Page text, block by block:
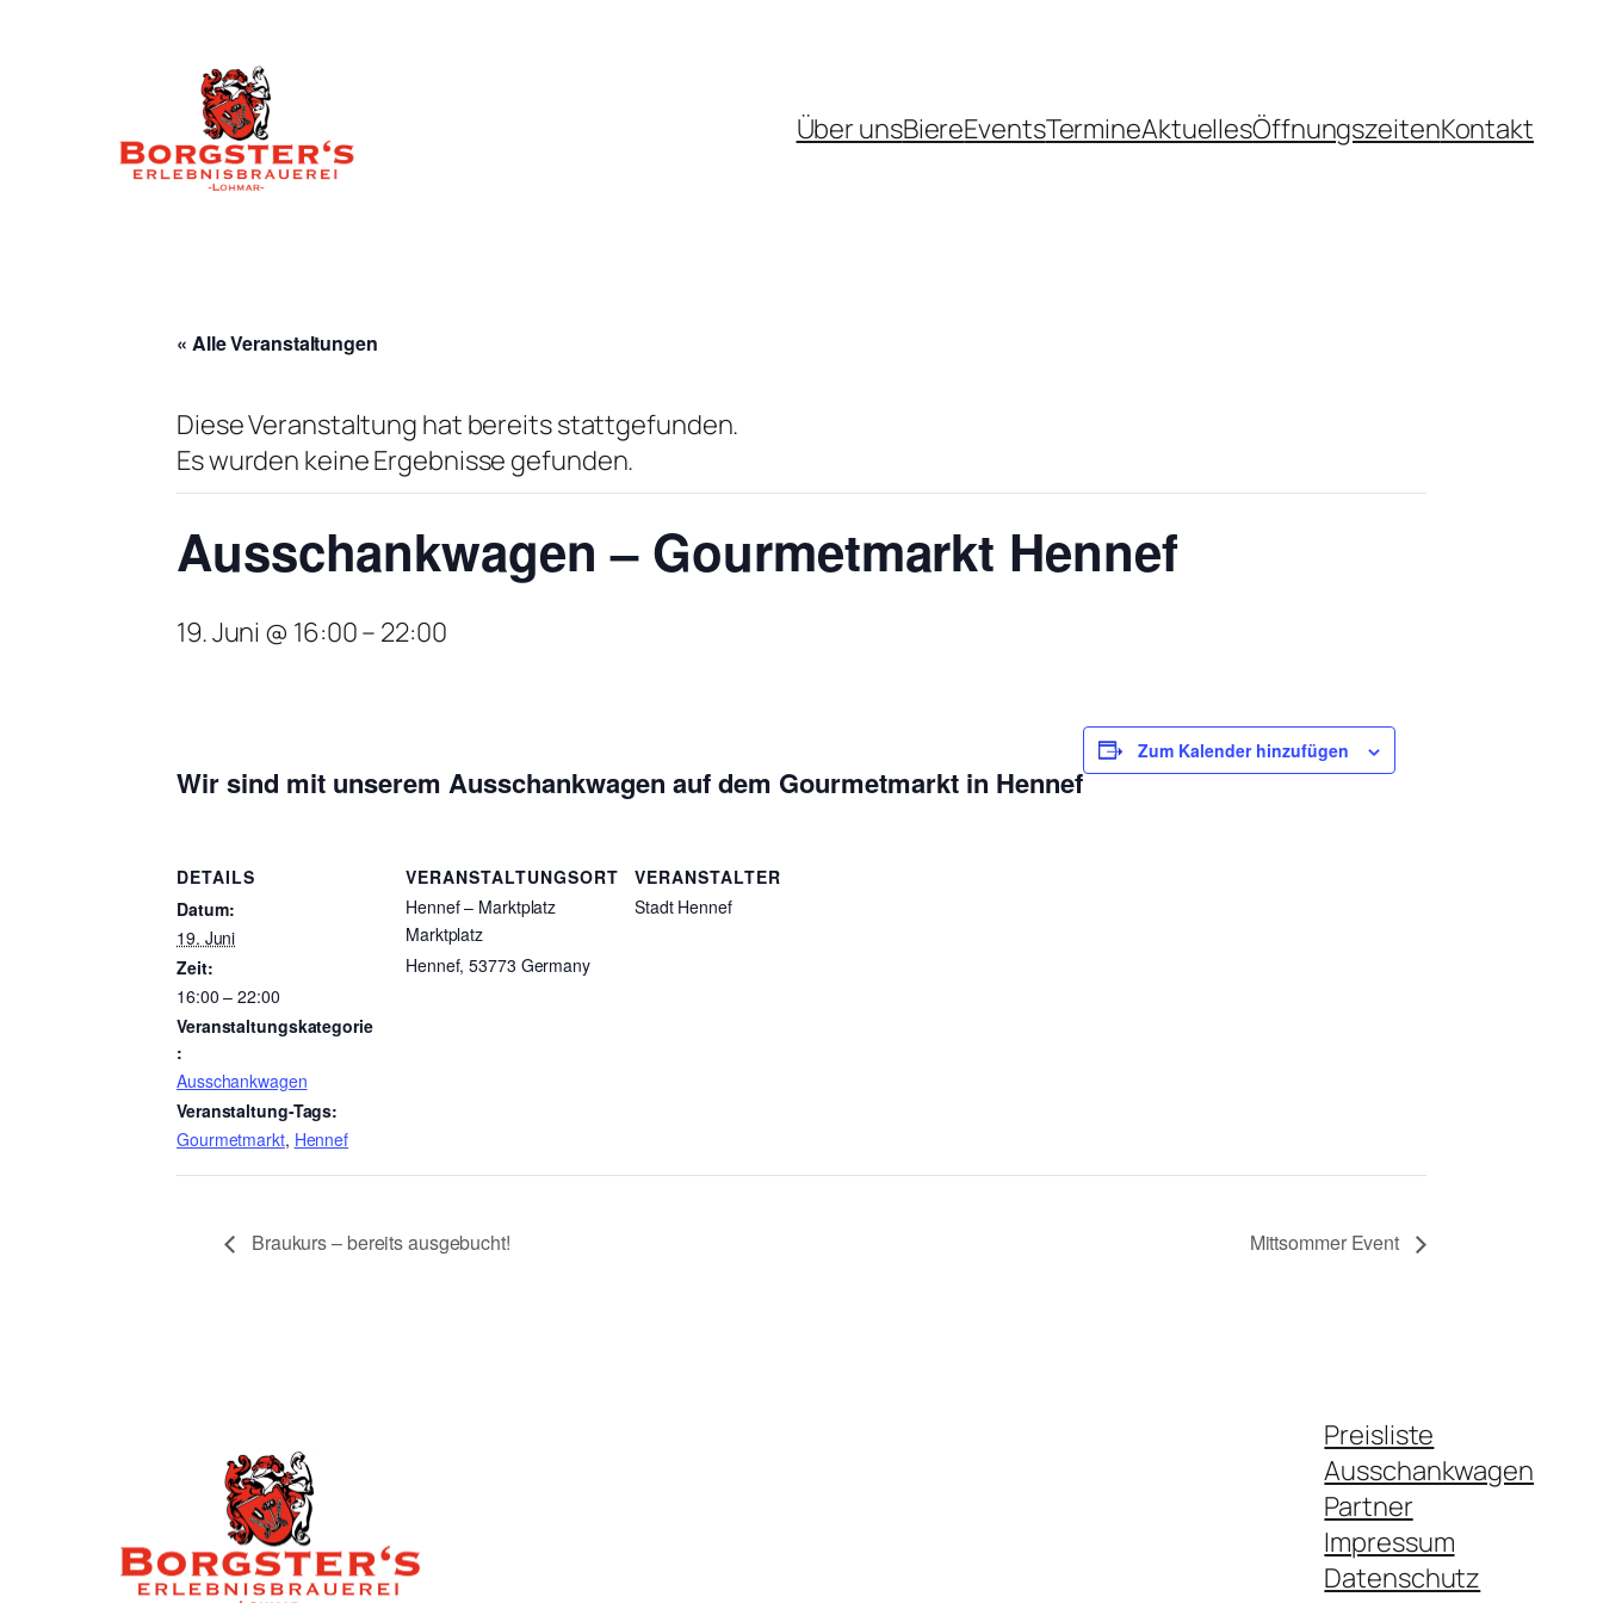
Über unsBiereEventsTermineAktuellesÖffnungszeitenKontakt
« Alle Veranstaltungen
Diese Veranstaltung hat bereits stattgefunden.
Es wurden keine Ergebnisse gefunden.
Ausschankwagen – Gourmetmarkt Hennef
19. Juni @ 16:00– 22:00
Wir sind mit unserem Ausschankwagen auf dem Gourmetmarkt in Hennef
Zum Kalender hinzufügen
DETAILS
Datum:
19. Juni
Zeit:
16:00 – 22:00
Veranstaltungskategorie
:
Ausschankwagen
Veranstaltung-Tags:
Gourmetmarkt, Hennef
VERANSTALTUNGSORT
Hennef – Marktplatz
Marktplatz
Hennef, 53773 Germany
VERANSTALTER
Stadt Hennef
Braukurs – bereits ausgebucht! Mittsommer Event
Preisliste
Ausschankwagen
Partner
Impressum
Datenschutz